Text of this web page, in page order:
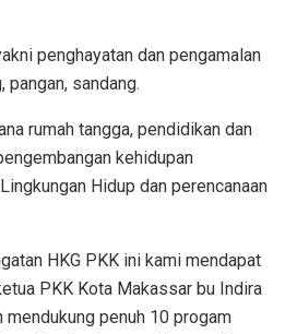
penghayatan dan pengamalan
sandang.
rumah tangga, pendidikan dan
kehidupan
Hidup dan perencanaan
HKG PKK ini kami mendapat
PKK Kota Makassar bu Indira
penuh 10 progam